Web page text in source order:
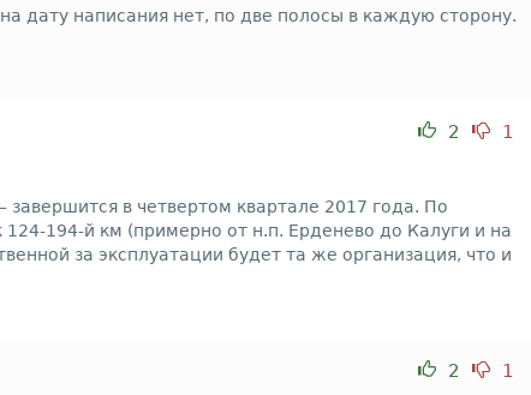
дату написания нет, по две полосы в каждую сторону.
2 1
в четвертом квартале 2017 года. По
194-й км (примерно от н.п. Ерденево до Калуги и на
за эксплуатации будет та же организация, что и
2 1